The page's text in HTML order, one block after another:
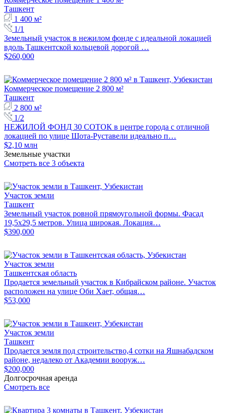
Ташкент
1 400 м²
1/1
Земельный участок в нежилом фонде с идеальной локацией
вдоль Ташкентской кольцевой дорогой …
$260,000
Коммерческое помещение 2 800 м²
Ташкент
2 800 м²
1/2
НЕЖИЛОЙ ФОНД 30 СОТОК в центре города с отличной
локацией по улице Шота-Руставели идеально п…
$2,10 млн
Земельные участки
Смотреть все 3 объекта
Участок земли
Ташкент
Земельный участок ровной прямоугольной формы. Фасад
19,5х29,5 метров. Улица широкая. Локация…
$390,000
Участок земли
Ташкентская область
Продается земельный участок в Кибрайском районе. Участок
расположен на улице Оби Хает, общая…
$53,000
Участок земли
Ташкент
Продается земля под строительство,4 сотки на Яшнабадском
районе, недалеко от Академии вооруж…
$200,000
Долгосрочная аренда
Смотреть все